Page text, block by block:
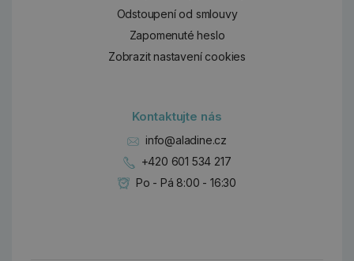
Odstoupení od smlouvy
Zapomenuté heslo
Zobrazit nastavení cookies
Kontaktujte nás
info@aladine.cz
+420 601 534 217
Po - Pá 8:00 - 16:30